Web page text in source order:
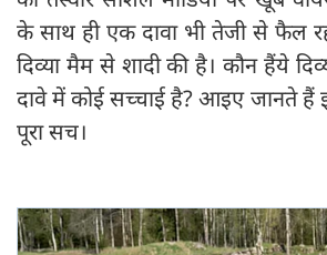
के साथ ही एक दावा भी तेजी से फैल
दिव्या मैम से शादी की है। कौन हैंये
दावे में कोई सच्चाई है? आइए जानते हैं
पूरा सच।